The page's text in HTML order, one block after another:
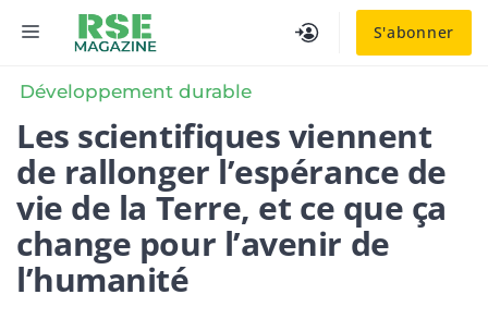
S'abonner
MENU
Développement durable
Les scientifiques viennent
de rallonger l’espérance de
vie de la Terre, et ce que ça
change pour l’avenir de
l’humanité